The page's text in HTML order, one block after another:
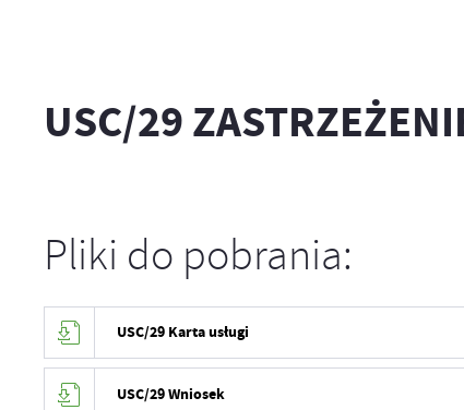
USC/29
Pliki do pobrania:
USC/29 Karta usługi
USC/29 Wniosek